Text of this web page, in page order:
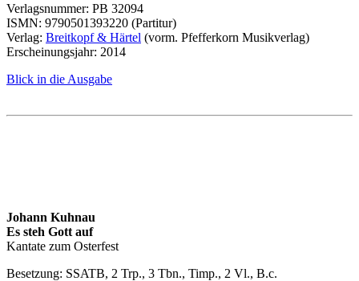
Verlagsnummer: PB 32094
ISMN: 9790501393220 (Partitur)
Verlag: Breitkopf & Härtel (vorm. Pfefferkorn Musikverlag)
Erscheinungsjahr: 2014
Blick in die Ausgabe
Johann Kuhnau
Es steh Gott auf
Kantate zum Osterfest
Besetzung: SSATB, 2 Trp., 3 Tbn., Timp., 2 Vl., B.c.